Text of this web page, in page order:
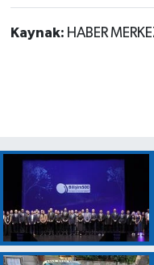
Kaynak: HABER